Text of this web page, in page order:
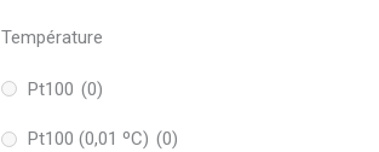
Température
Pt100 (0)
Pt100 (0,01 ºC) (0)